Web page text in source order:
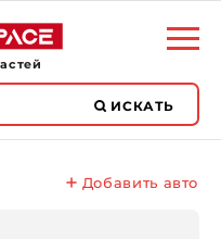
ИСКАТЬ
Добавить авто